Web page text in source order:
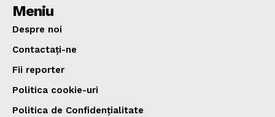
Meniu
Despre noi
Contactați-ne
Fii reporter
Politica cookie-uri
Politica de Confidențialitate